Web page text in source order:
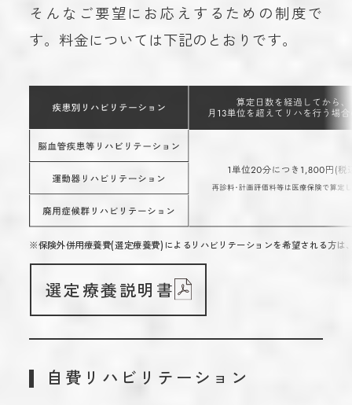
そんなご要望にお応えするための制度で
す。料金については下記のとおりです。
※保険外併用療養費(選定療養費)によるリハビリテーションを希望される方は
選定療養説明書
自費リハビリテーション